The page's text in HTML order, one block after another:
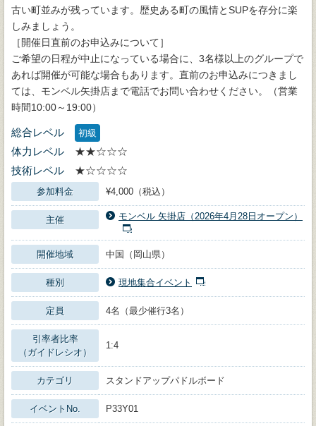
古い町並みが残っています。歴史ある町の風情とSUPを存分に楽
しみましょう。
［開催日直前のお申込みについて］
ご希望の日程が中止になっている場合に、3名様以上のグループで
あれば開催が可能な場合もあります。直前のお申込みにつきまし
ては、モンベル矢掛店まで電話でお問い合わせください。（営業
時間10:00～19:00）
総合レベル 初級
体力レベル
★★☆☆☆
技術レベル
★☆☆☆☆
参加料金 ¥4,000（税込）
主催 モンベル 矢掛店（2026年4月28日オープン）
開催地域 中国（岡山県）
種別 現地集合イベント
定員 4名（最少催行3名）
引率者比率
（ガイドレシオ）
1:4
カテゴリ スタンドアップパドルボード
イベントNo. P33Y01